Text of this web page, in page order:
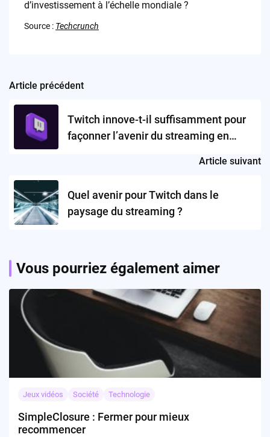
d’investissement à l’échelle mondiale ?
Source : Techcrunch
Post
navigation
Article précédent
Twitch innove-t-il suffisamment pour
façonner l’avenir du streaming en
Article suivant
Quel avenir pour Twitch dans le
paysage du streaming ?
Vous pourriez également aimer
Jeux vidéos Société Technologie
SimpleClosure : Fermer pour mieux
recommencer